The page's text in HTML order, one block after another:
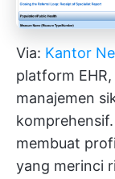
Via: Kantor
platform
manajemen
membuat
yang merinci